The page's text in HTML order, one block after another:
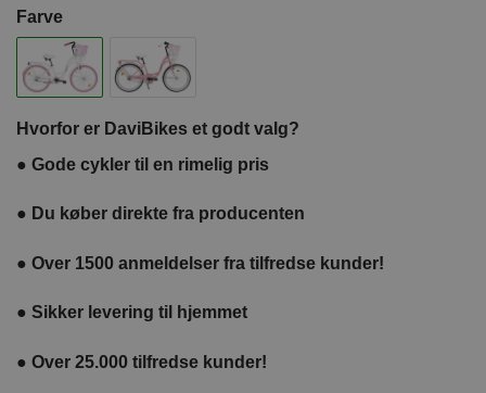
Farve
Hvorfor er DaviBikes et godt valg?
● Gode cykler til en rimelig pris
● Du køber direkte fra producenten
● Over 1500 anmeldelser fra tilfredse kunder!
● Sikker levering til hjemmet
● Over 25.000 tilfredse kunder!